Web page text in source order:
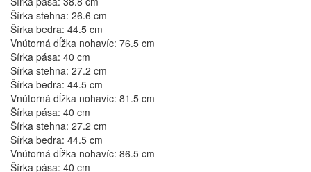
Šírka stehna: 26.6 cm
Šírka bedra: 44.5 cm
Vnútorná dĺžka nohavíc: 76.5 cm
Šírka pása: 40 cm
Šírka stehna: 27.2 cm
Šírka bedra: 44.5 cm
Vnútorná dĺžka nohavíc: 81.5 cm
Šírka pása: 40 cm
Šírka stehna: 27.2 cm
Šírka bedra: 44.5 cm
Vnútorná dĺžka nohavíc: 86.5 cm
Šírka pása: 40 cm